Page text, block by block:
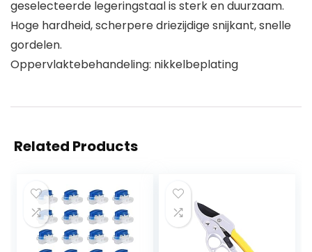
geselecteerde legeringstaal is sterk en duurzaam.
Hoge hardheid, scherpere driezijdige snijkant, snelle
gordelen.
Oppervlaktebehandeling: nikkelbeplating
Related Products